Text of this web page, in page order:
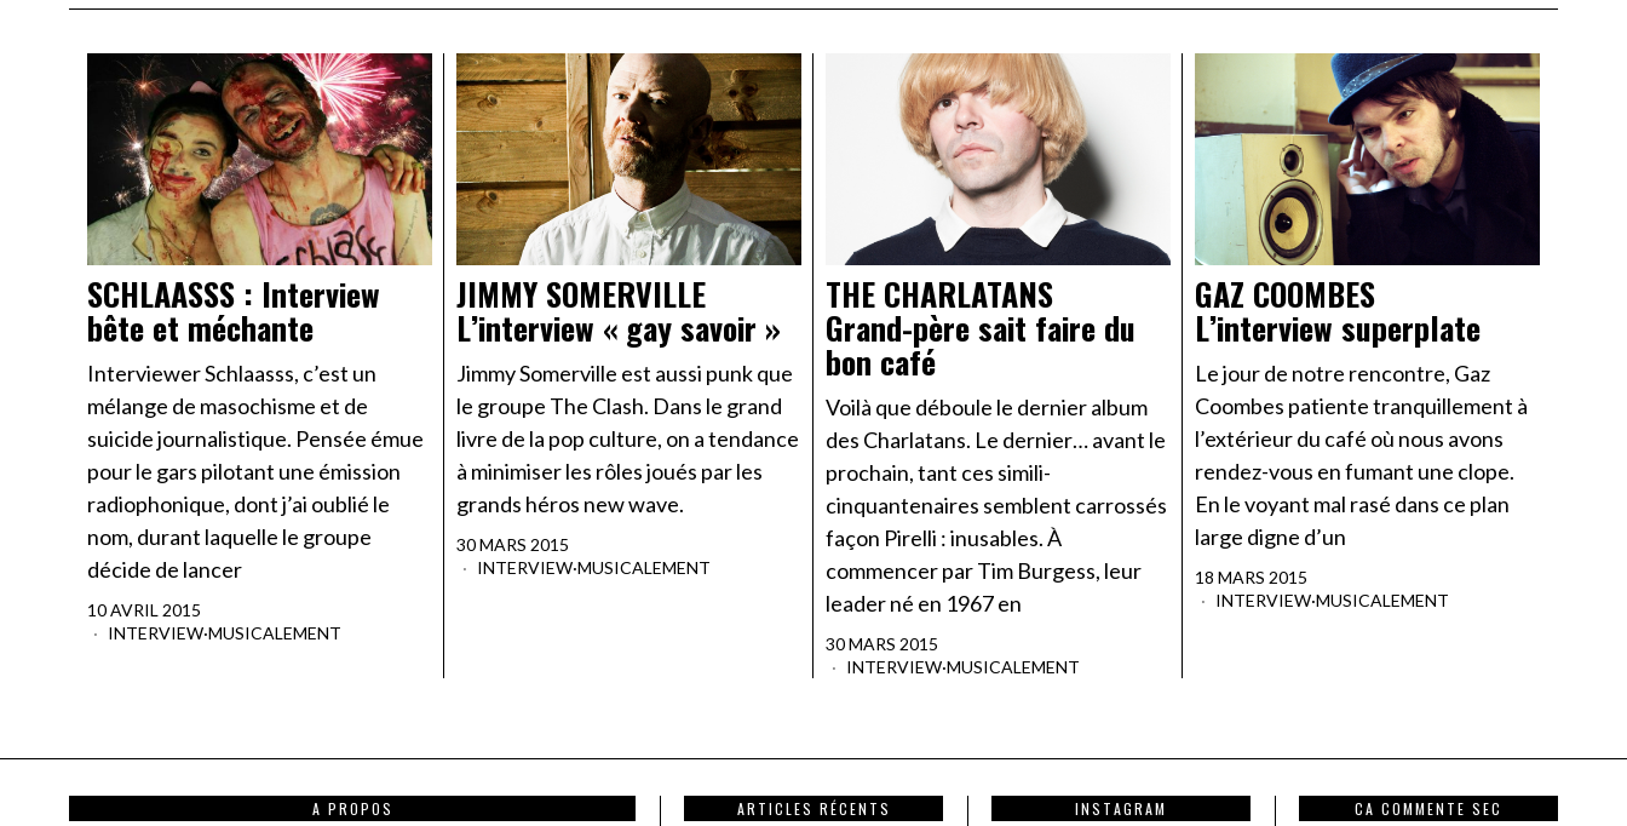
SCHLAASSS : Interview
bête et méchante
Interviewer Schlaasss, c’est un
mélange de masochisme et de
suicide journalistique. Pensée émue
pour le gars pilotant une émission
radiophonique, dont j’ai oublié le
nom, durant laquelle le groupe
décide de lancer
10 AVRIL 2015
INTERVIEW·MUSICALEMENT
JIMMY SOMERVILLE
L’interview « gay savoir »
Jimmy Somerville est aussi punk que
le groupe The Clash. Dans le grand
livre de la pop culture, on a tendance
à minimiser les rôles joués par les
grands héros new wave.
30 MARS 2015
INTERVIEW·MUSICALEMENT
THE CHARLATANS
Grand-père sait faire du
bon café
Voilà que déboule le dernier album
des Charlatans. Le dernier… avant le
prochain, tant ces simili-
cinquantenaires semblent carrossés
façon Pirelli : inusables. À
commencer par Tim Burgess, leur
leader né en 1967 en
30 MARS 2015
INTERVIEW·MUSICALEMENT
GAZ COOMBES
L’interview superplate
Le jour de notre rencontre, Gaz
Coombes patiente tranquillement à
l’extérieur du café où nous avons
rendez-vous en fumant une clope.
En le voyant mal rasé dans ce plan
large digne d’un
18 MARS 2015
INTERVIEW·MUSICALEMENT
A PROPOS ARTICLES RÉCENTS INSTAGRAM CA COMMENTE SEC